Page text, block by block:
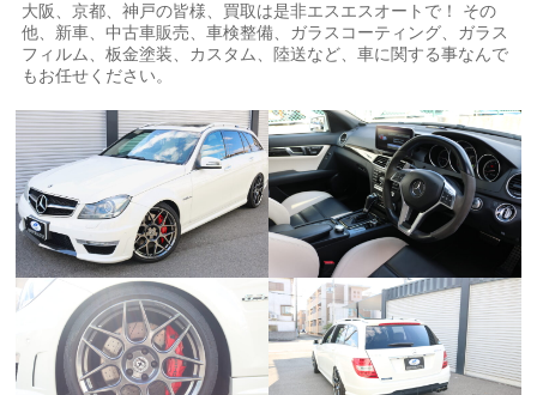
大阪、京都、神戸の皆様、買取は是非エスエスオートで！ その
他、新車、中古車販売、車検整備、ガラスコーティング、ガラス
フィルム、板金塗装、カスタム、陸送など、車に関する事なんで
もお任せください。